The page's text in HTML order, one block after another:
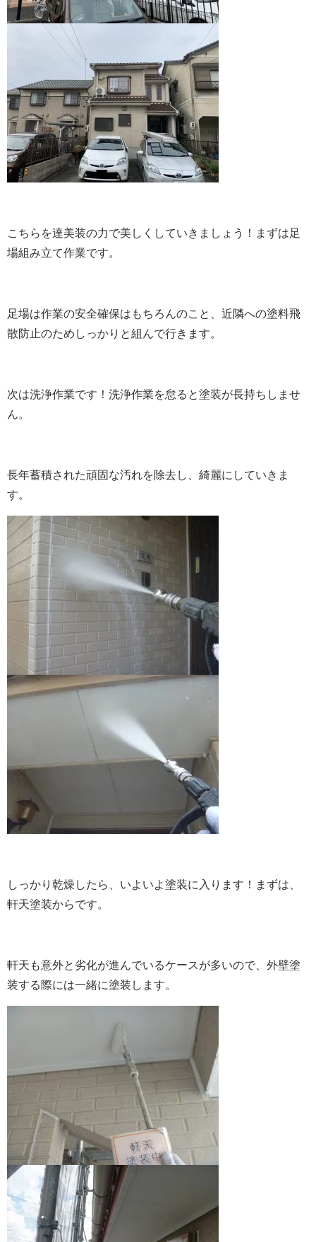
こちらを達美装の力で美しくしていきましょう！まずは足
場組み立て作業です。
足場は作業の安全確保はもちろんのこと、近隣への塗料飛
散防止のためしっかりと組んで行きます。
次は洗浄作業です！ 洗浄作業を怠ると塗装が長持ちしませ
ん。
長年蓄積された頑固な汚れを除去し、綺麗にしていきま
す。
しっかり乾燥したら、いよいよ塗装に入ります！まずは、
軒天塗装からです。
軒天も意外と劣化が進んでいるケースが多いので、外壁塗
装する際には一緒に塗装します。